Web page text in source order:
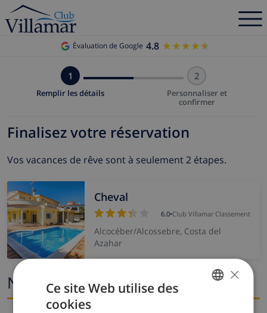
Évaluation de Google 4.8 ★★★★★
★★★★★
1
Remplir les détails
2
Personnaliser et
confirmer
Finalisez votre réservation
Vos vacances de rêve sont à seulement 2 étapes.
Cheval
6.0•Club Villamar Classement
Alcocéber/Alcossebre, Costa del
Azahar
Nom et adresse e-mail ×
Ce site Web utilise des
cookies